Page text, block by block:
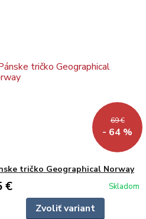
69 €
- 64 %
tričko Geographical Norway
€ Skladom
Zvoliť variant